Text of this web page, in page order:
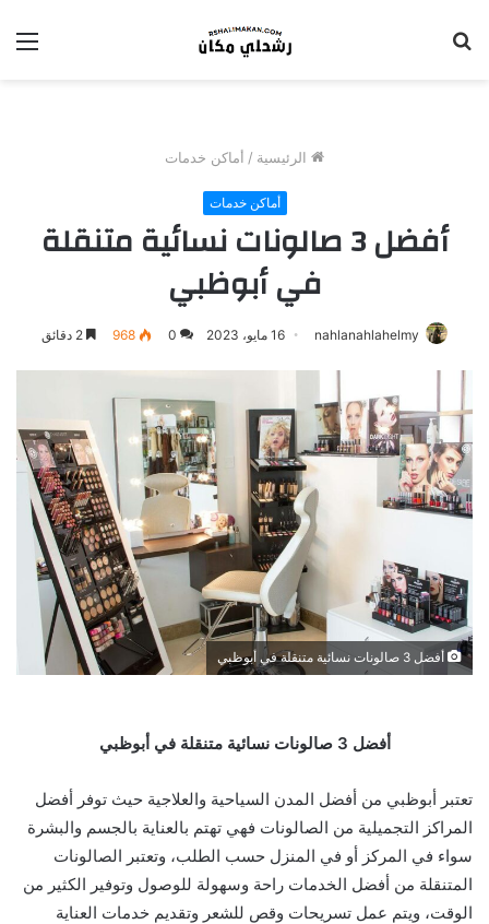
الرئيسية / أماكن خدمات
أماكن خدمات
أفضل 3 صالونات نسائية متنقلة
في أبوظبي
nahlanahlahelmy 16 مايو، 2023 0
968
أفضل 3 صالونات نسائية متنقلة في أبوظبي
أفضل 3 صالونات نسائية متنقلة في أبوظبي
تعتبر أبوظبي من أفضل المدن السياحية والعلاجية حيث توفر أفضل
المراكز التجميلية من الصالونات فهي تهتم بالعناية بالجسم والبشرة
سواء في المركز أو في المنزل حسب الطلب، وتعتبر الصالونات
المتنقلة من أفضل الخدمات راحة وسهولة للوصول وتوفير الكثير من
الوقت، ويتم عمل تسريحات وقص للشعر وتقديم خدمات العناية